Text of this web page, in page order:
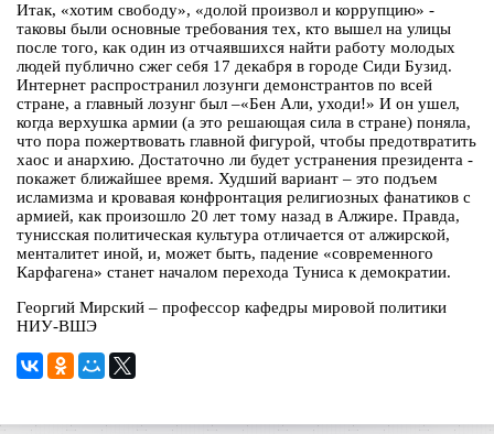
Итак, «хотим свободу», «долой произвол и коррупцию» -
таковы были основные требования тех, кто вышел на улицы
после того, как один из отчаявшихся найти работу молодых
людей публично сжег себя 17 декабря в городе Сиди Бузид.
Интернет распространил лозунги демонстрантов по всей
стране, а главный лозунг был –«Бен Али, уходи!» И он ушел,
когда верхушка армии (а это решающая сила в стране) поняла,
что пора пожертвовать главной фигурой, чтобы предотвратить
хаос и анархию. Достаточно ли будет устранения президента -
покажет ближайшее время. Худший вариант – это подъем
исламизма и кровавая конфронтация религиозных фанатиков с
армией, как произошло 20 лет тому назад в Алжире. Правда,
тунисская политическая культура отличается от алжирской,
менталитет иной, и, может быть, падение «современного
Карфагена» станет началом перехода Туниса к демократии.
Георгий Мирский – профессор кафедры мировой политики
НИУ-ВШЭ